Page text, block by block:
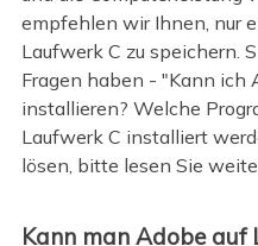
empfehlen wir Ihnen, nur
Laufwerk C zu speichern.
Fragen haben - "Kann ich
installieren? Welche
Laufwerk C installiert
lösen, bitte lesen Sie
Kann man Adobe auf